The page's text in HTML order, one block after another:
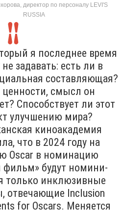
директор по персоналу LEVI'S
RUSSIA
я последнее время
задавать: есть ли в
составляющая?
ценности, смысл он
Способствует ли этот
улучшению мира?
киноакадемия
что в 2024 году на
Oscar в номинацию
фильм» будут номини­
только инклюзивные
отвечающие Inclu­sion
for Oscars. Меняется